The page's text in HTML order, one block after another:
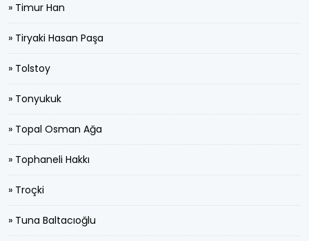
» Timur Han
» Tiryaki Hasan Paşa
» Tolstoy
» Tonyukuk
» Topal Osman Ağa
» Tophaneli Hakkı
» Troçki
» Tuna Baltacıoğlu